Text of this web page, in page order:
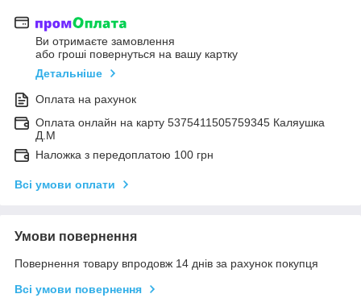
Ви отримаєте замовлення
або гроші повернуться на вашу картку
Детальніше
Оплата на рахунок
Оплата онлайн на карту 5375411505759345 Каляушка
Д.М
Наложка з передоплатою 100 грн
Всі умови оплати
Умови повернення
Повернення товару впродовж 14 днів за рахунок покупця
Всі умови повернення